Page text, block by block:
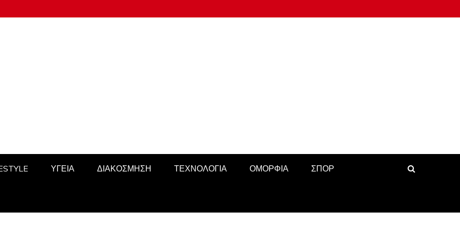
ΥΓΕΙΑ ΔΙΑΚΟΣΜΗΣΗ ΤΕΧΝΟΛΟΓΙΑ ΟΜΟΡΦΙΑ ΣΠΟΡ